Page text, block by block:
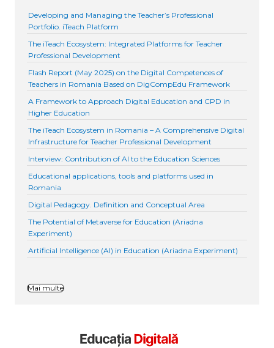
Developing and Managing the Teacher’s Professional
Portfolio. iTeach Platform
The iTeach Ecosystem: Integrated Platforms for Teacher
Professional Development
Flash Report (May 2025) on the Digital Competences of
Teachers in Romania Based on DigCompEdu Framework
A Framework to Approach Digital Education and CPD in
Higher Education
The iTeach Ecosystem in Romania – A Comprehensive Digital
Infrastructure for Teacher Professional Development
Interview: Contribution of AI to the Education Sciences
Educational applications, tools and platforms used in
Romania
Digital Pedagogy. Definition and Conceptual Area
The Potential of Metaverse for Education (Ariadna
Experiment)
Artificial Intelligence (AI) in Education (Ariadna Experiment)
Mai multe